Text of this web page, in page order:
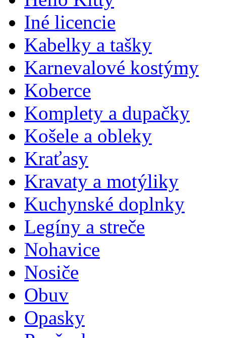
Iné licencie
Kabelky a tašky
Karnevalové kostýmy
Koberce
Komplety a dupačky
Košele a obleky
Kraťasy
Kravaty a motýliky
Kuchynské doplnky
Legíny a streče
Nohavice
Nosiče
Obuv
Opasky